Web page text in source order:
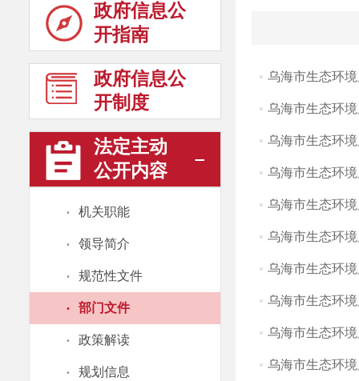
政府信息公
开指南
政府信息公
开制度
法定主动
公开内容
· 机关职能
· 领导简介
· 规范性文件
· 部门文件
· 政策解读
· 规划信息
乌海市生态环
乌海市生态环
乌海市生态环
乌海市生态环
乌海市生态环
乌海市生态环
乌海市生态环
乌海市生态环
乌海市生态环
乌海市生态环